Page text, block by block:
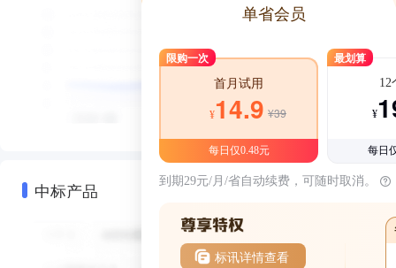
中标产品
单省会员
限购一次
首月试用
¥14.9 ¥39
每日仅0.48元
最划算
12
¥
每日
到期29元/月/省自动续费，可随时取消。
标讯详情查看